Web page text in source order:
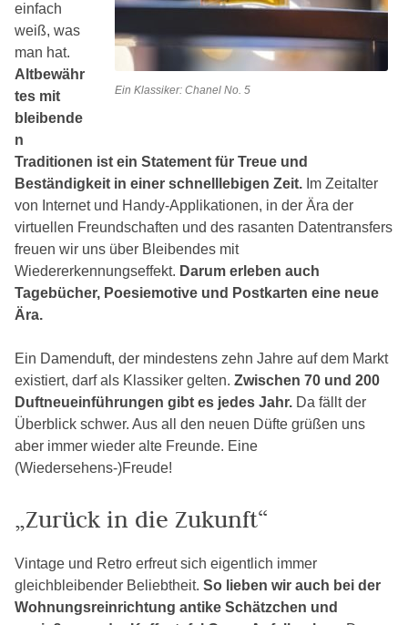
Ein Klassiker: Chanel No. 5
einfach
weiß, was
man hat.
Altbewähr
tes mit
bleibende
n
Traditionen ist ein Statement für Treue und
Beständigkeit in einer schnelllebigen Zeit. Im Zeitalter
von Internet und Handy-Applikationen, in der Ära der
virtuellen Freundschaften und des rasanten Datentransfers
freuen wir uns über Bleibendes mit
Wiedererkennungseffekt. Darum erleben auch
Tagebücher, Poesiemotive und Postkarten eine neue
Ära.
Ein Damenduft, der mindestens zehn Jahre auf dem Markt
existiert, darf als Klassiker gelten. Zwischen 70 und 200
Duftneueinführungen gibt es jedes Jahr. Da fällt der
Überblick schwer. Aus all den neuen Düfte grüßen uns
aber immer wieder alte Freunde. Eine
(Wiedersehens-)Freude!
„Zurück in die Zukunft“
Vintage und Retro erfreut sich eigentlich immer
gleichbleibender Beliebtheit. So lieben wir auch bei der
Wohnungsreinrichtung antike Schätzchen und